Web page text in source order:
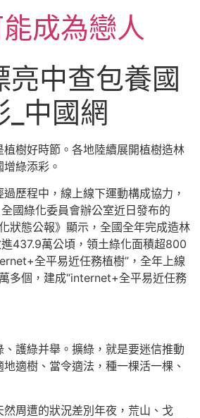
成為戀人
亮中查包養國
中國網
樹好時節。各地陸續展開植樹造林
綠添彩。
歷程中，線上線下運動構成協力，
國綠化委員會辦公室近日發布的
狀態公報》顯示，全國全年完成造林
437.9萬公頃，領土綠化面積超800
全平易近任務植樹”，全年上線
多個，建成“internet+全平易近任務
護綠并舉。擴綠，就是要迷信推動
適樹、當令適法，種一棵活一棵、
周遭的狀況差別年夜，荒山、戈